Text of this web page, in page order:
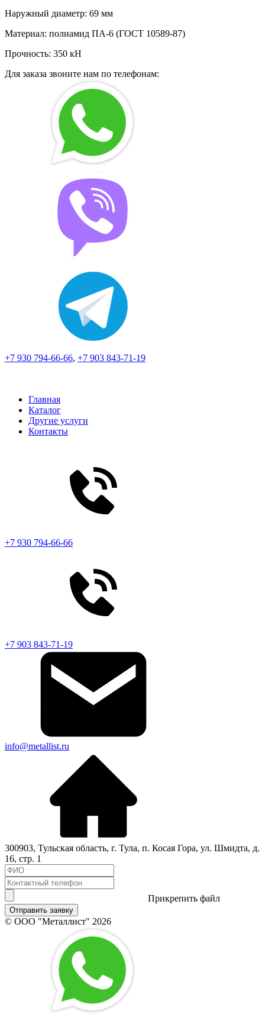
Наружный диаметр: 69 мм
Материал: полиамид ПА-6 (ГОСТ 10589-87)
Прочность: 350 кН
Для заказа звоните нам по телефонам:
+7 930 794-66-66, +7 903 843-71-19
Главная
Каталог
Другие услуги
Контакты
+7 930 794-66-66
+7 903 843-71-19
info@metallist.ru
300903, Тульская область, г. Тула, п. Косая Гора, ул. Шмидта, д.
16, стр. 1
Прикрепить файл
Отправить заявку
© ООО "Металлист" 2026